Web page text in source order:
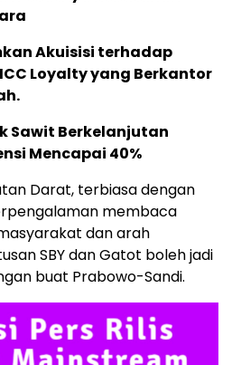
Akuisisi terhadap
Loyalty yang Berkantor
Sawit Berkelanjutan
Mencapai 40%
Darat, terbiasa dengan
membaca
dan arah
SBY dan Gatot boleh jadi
buat Prabowo-Sandi.